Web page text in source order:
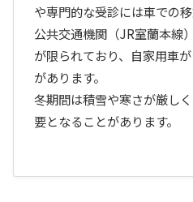
や専門的な受診には車での移
公共交通機関（JR室蘭本線
が限られており、自家用車
があります。
冬期間は積雪や寒さが厳し
要となることがあります。